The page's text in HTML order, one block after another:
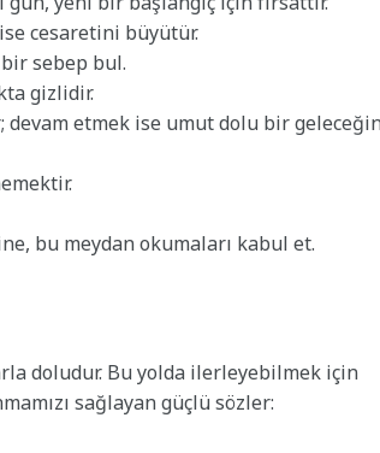
cesaretini büyütür.
sebep bul.
gizlidir.
etmek ise umut dolu bir
bu meydan okumaları kabul et.
doludur. Bu yolda ilerleyebilmek için
sağlayan güçlü sözler: